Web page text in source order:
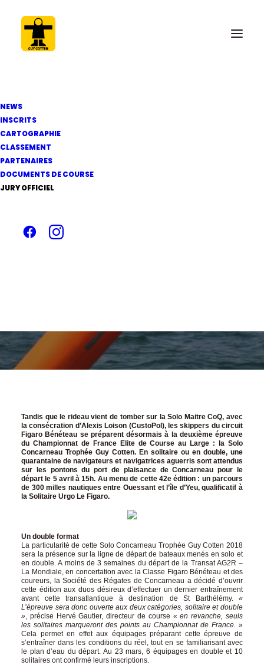
NEWS
INSCRITS
CARTOGRAPHIE
CLASSEMENT
PARTENAIRES
DOCUMENTS DE COURSE
JURY OFFICIELJ-13 avant le départ
Tandis que le rideau vient de tomber sur la Solo Maitre CoQ, avec
la consécration d’Alexis Loison (CustoPol), les skippers du circuit
Figaro Bénéteau se préparent désormais à la deuxième épreuve
du Championnat de France Elite de Course au Large : la Solo
Concarneau Trophée Guy Cotten. En solitaire ou en double, une
quarantaine de navigateurs et navigatrices aguerris sont attendus
sur les pontons du port de plaisance de Concarneau pour le
départ le 5 avril à 15h. Au menu de cette 42e édition : un parcours
de 300 milles nautiques entre Ouessant et l’île d’Yeu, qualificatif à
la Solitaire Urgo Le Figaro.
Un double format
La particularité de cette Solo Concarneau Trophée Guy Cotten 2018
sera la présence sur la ligne de départ de bateaux menés en solo et
en double. A moins de 3 semaines du départ de la Transat AG2R –
La Mondiale, en concertation avec la Classe Figaro Bénéteau et des
coureurs, la Société des Régates de Concarneau a décidé d’ouvrir
cette édition aux duos désireux d’effectuer un dernier entraînement
avant cette transatlantique à destination de St Barthélémy. «
L’épreuve sera donc ouverte aux deux catégories, solitaire et double
», précise Hervé Gautier, directeur de course « en revanche, seuls
les solitaires marqueront des points au Championnat de France. »
Cela permet en effet aux équipages préparant cette épreuve de
s’entraîner dans les conditions du réel, tout en se familiarisant avec
le plan d’eau du départ. Au 23 mars, 6 équipages en double et 10
solitaires ont confirmé leurs inscriptions.